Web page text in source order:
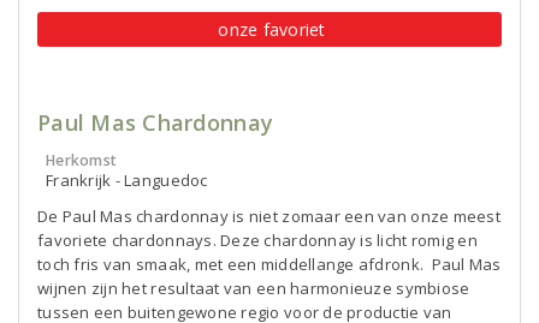
onze favoriet
Paul Mas Chardonnay
Herkomst
Frankrijk - Languedoc
De Paul Mas chardonnay is niet zomaar een van onze meest
favoriete chardonnays. Deze chardonnay is licht romig en
toch fris van smaak, met een middellange afdronk. Paul Mas
wijnen zijn het resultaat van een harmonieuze symbiose
tussen een buitengewone regio voor de productie van